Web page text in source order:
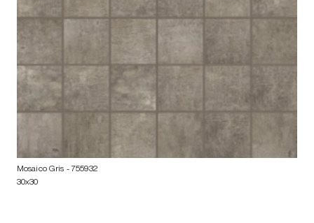
Mosaico Gris - 755932
30x30